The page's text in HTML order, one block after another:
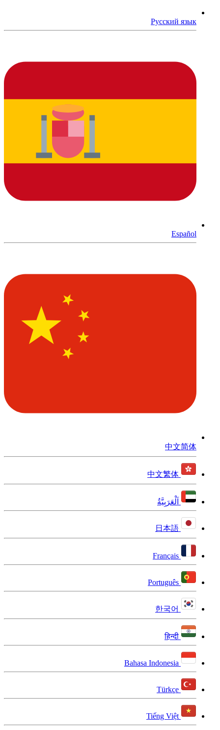
Русский язык
Español
中文简体
中文繁体
اَلْعَرَبِيَّةُ
日本語
Français
Português
한국어
हिन्दी
Bahasa Indonesia
Türkçe
Tiếng Việt